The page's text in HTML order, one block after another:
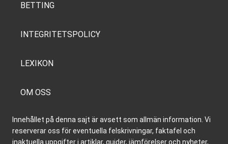
BETTING
INTEGRITETSPOLICY
LEXIKON
OM OSS
Innehållet på denna sajt är avsett som allmän information. Vi
reserverar oss för eventuella felskrivningar, faktafel och
inaktuella uppgifter i artiklar, guider, jämförelser och nyheter,